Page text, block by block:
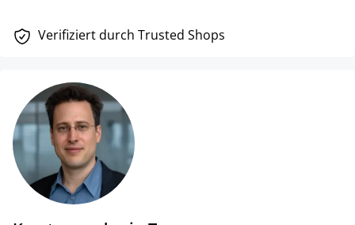
Verifiziert durch Trusted Shops